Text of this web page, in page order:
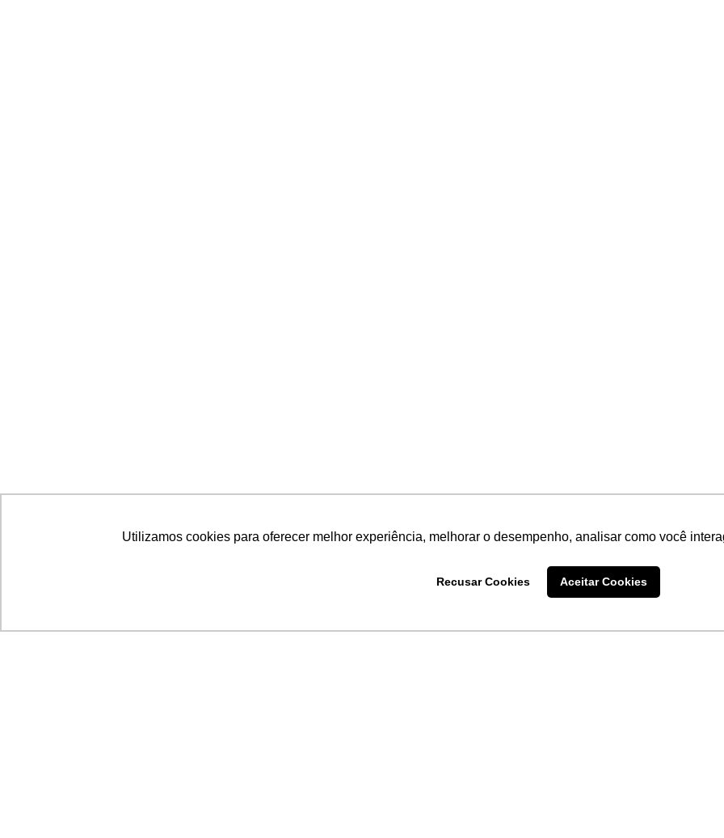
Utilizamos cookies para oferecer melhor experiência, melhorar o desempenho, analisar como você
Recusar Cookies Aceitar Cookies